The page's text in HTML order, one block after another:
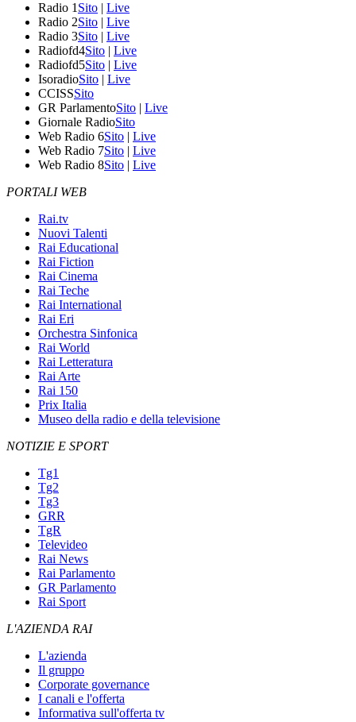
Radio 1 Sito | Live
Radio 2Sito | Live
Radio 3Sito | Live
Radiofd4Sito | Live
Radiofd5Sito | Live
IsoradioSito | Live
CCISSSito
GR ParlamentoSito | Live
Giornale RadioSito
Web Radio 6Sito | Live
Web Radio 7Sito | Live
Web Radio 8Sito | Live
PORTALI WEB
Rai.tv
Nuovi Talenti
Rai Educational
Rai Fiction
Rai Cinema
Rai Teche
Rai International
Rai Eri
Orchestra Sinfonica
Rai World
Rai Letteratura
Rai Arte
Rai 150
Prix Italia
Museo della radio e della televisione
NOTIZIE E SPORT
Tg1
Tg2
Tg3
GRR
TgR
Televideo
Rai News
Rai Parlamento
GR Parlamento
Rai Sport
L'AZIENDA RAI
L'azienda
Il gruppo
Corporate governance
I canali e l'offerta
Informativa sull'offerta tv